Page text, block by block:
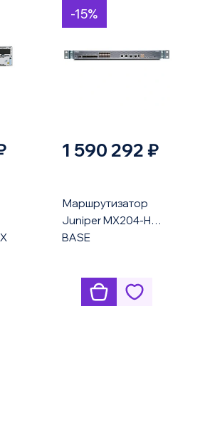
-15%
1 590 292 ₽
Маршрутизатор
Juniper MX204-HW-
BASE